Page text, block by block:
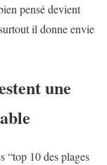
pensé devient
il donne envie
une
“top 10 des plages